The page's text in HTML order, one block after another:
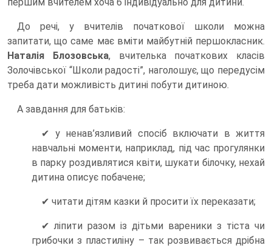
До речі, у вчителів початкової школи можна
запитати, що саме має вміти майбутній першокласник.
Наталія Блозовська, вчителька початкових класів
Золочівської “Школи радості”, наголошує, що передусім
треба дати можливість дитині побути дитиною.
А завдання для батьків:
✔ у ненав’язливий спосіб включати в життя
навчальні моменти, наприклад, під час прогулянки
в парку роздивлятися квіти, шукати білочку, нехай
дитина описує побачене;
✔ читати дітям казки й просити їх переказати;
✔ ліпити разом із дітьми вареники з тіста чи
грибочки з пластиліну – так розвивається дрібна